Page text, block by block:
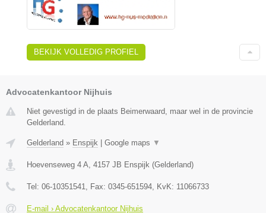
BEKIJK VOLLEDIG PROFIEL
Advocatenkantoor Nijhuis
Niet gevestigd in de plaats Beimerwaard, maar wel in de provincie
Gelderland.
Gelderland » Enspijk Google maps ▼
Hoevenseweg 4 A 4157 JB Enspijk (Gelderland)
Tel: 06-10351541 , Fax: 0345-651594 , KvK: 11066733
E-mail › Advocatenkantoor Nijhuis